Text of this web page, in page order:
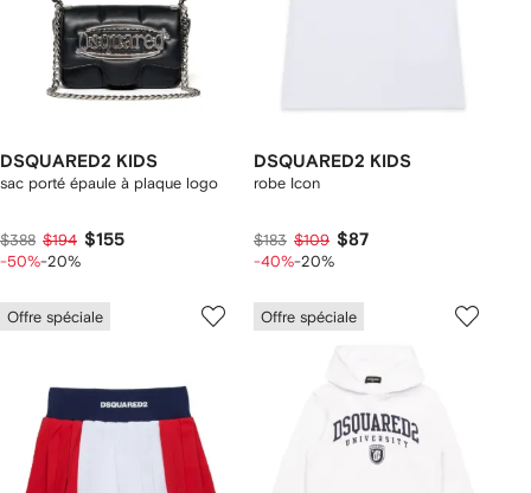
DSQUARED2 KIDS
sac porté épaule à plaque logo
$388 $194 $155
-50%-20%
DSQUARED2 KIDS
robe Icon
$183 $109 $87
-40%-20%
Offre spéciale Offre spéciale